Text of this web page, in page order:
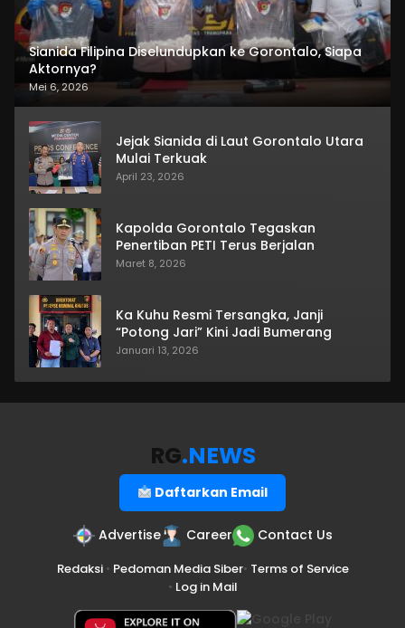
Sianida Filipina Diselundupkan ke Gorontalo, Siapa
Aktornya?
Mei 6, 2026
Jejak Sianida di Laut Gorontalo Utara
Mulai Terkuak
April 23, 2026
Kapolda Gorontalo Tegaskan
Penertiban PETI Terus Berjalan
Maret 8, 2026
Ka Kuhu Resmi Tersangka, Janji
“Potong Jari” Kini Jadi Bumerang
Januari 13, 2026
RG.NEWS
Daftarkan Email
Advertise Career Contact Us
Redaksi• Pedoman Media Siber• Terms of Service
• Log in Mail